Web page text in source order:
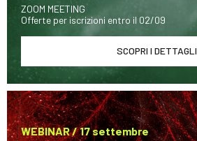
ZOOM MEETING
Offerte per iscrizioni entro il 02/09
SCOPRI I DETTAGLI
WEBINAR / 17 settembre